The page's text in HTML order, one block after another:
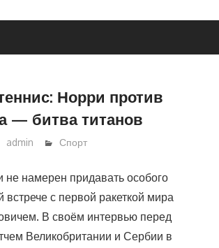
Норри против
— битва титанов
admin Спорт
намерен придавать особого
встрече с первой ракеткой мира
В своём интервью перед
Великобритании и Сербии в